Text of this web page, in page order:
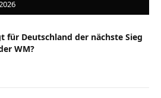
für Deutschland der nächste Sieg
WM?